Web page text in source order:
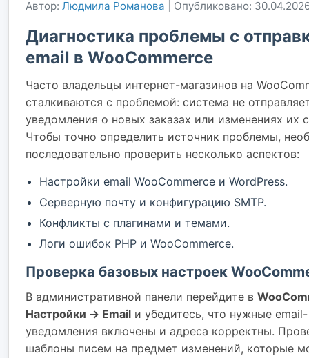
Автор: Людмила Романова Опубликовано:
Диагностика проблемы с
email в WooCommerce
Часто владельцы интернет-магазинов на
сталкиваются с проблемой: система не
уведомления о новых заказах или изменениях их
Чтобы точно определить источник проблемы,
последовательно проверить несколько аспектов:
Настройки email WooCommerce и WordPress.
Серверную почту и конфигурацию SMTP.
Конфликты с плагинами и темами.
Логи ошибок PHP и WooCommerce.
Проверка базовых настроек
В административной панели перейдите в
Настройки → Email и убедитесь, что нужные email-
уведомления включены и адреса корректны.
шаблоны писем на предмет изменений, которые